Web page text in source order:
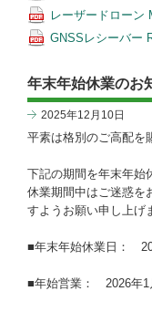
レーザードローン
GNSSレシーバー
年末年始休業のお
2025年12月10日
平素は格別のご高配を
下記の期間を年末年始
休業期間中はご迷惑を
すようお願い申し上げ
■年末年始休業日：
■年始営業： 2026年1